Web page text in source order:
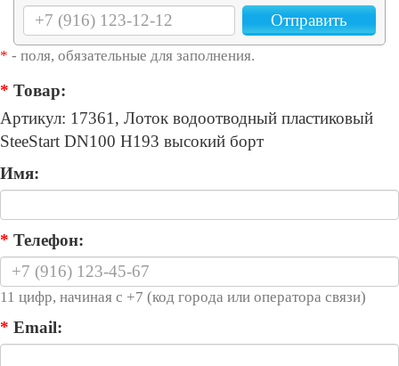
Отправить
* - поля, обязательные для заполнения.
* Товар:
Артикул: 17361, Лоток водоотводный пластиковый
SteeStart DN100 H193 высокий борт
Имя:
* Телефон:
11 цифр, начиная с +7 (код города или оператора связи)
* Email: